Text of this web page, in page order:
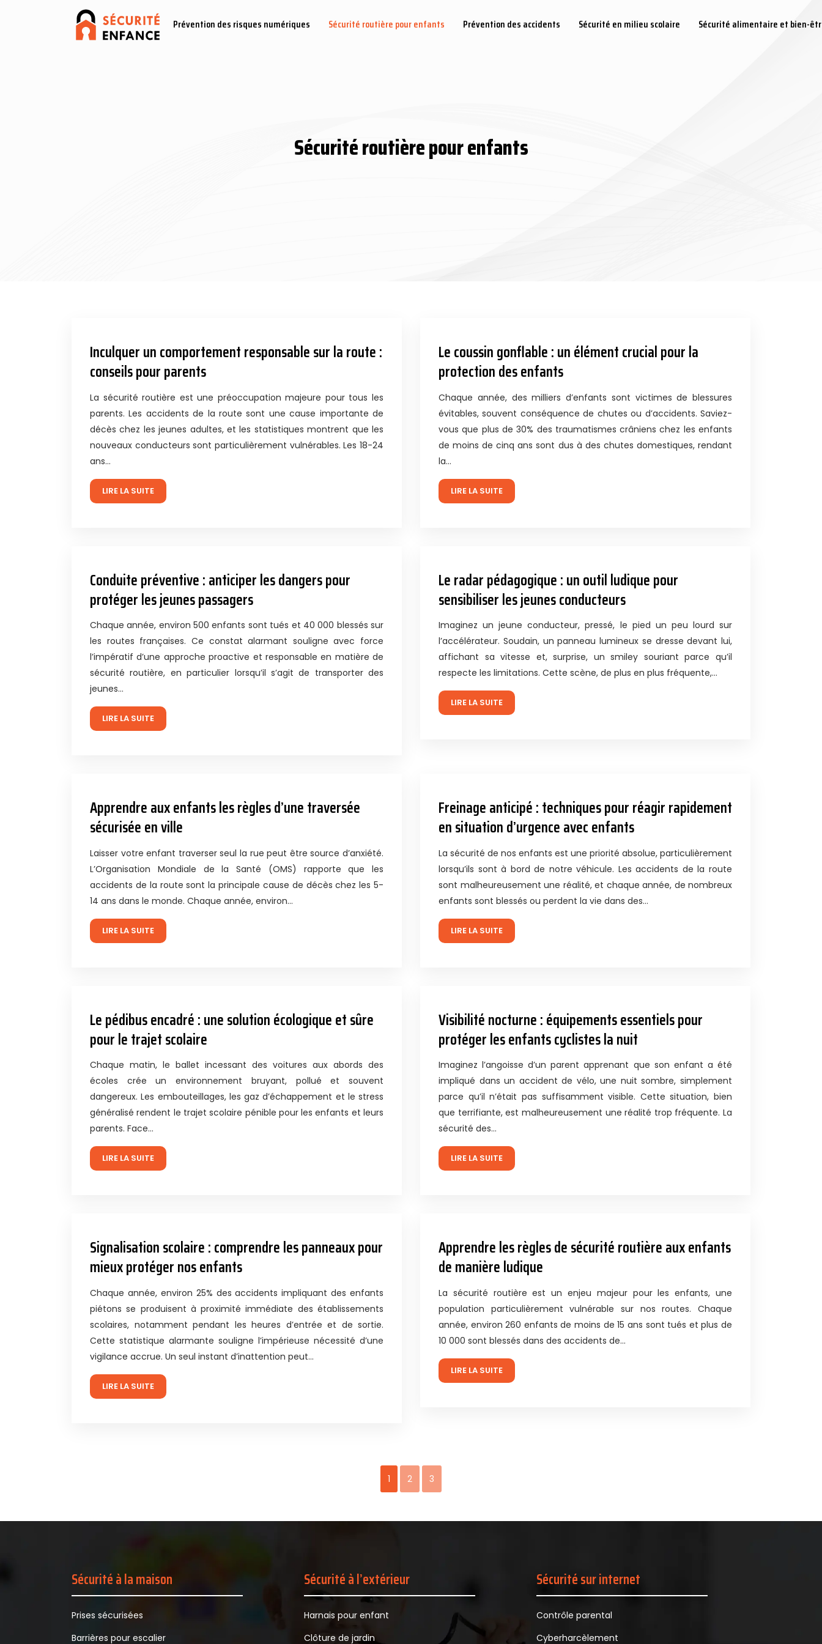
Prévention des risques numériques Sécurité routière pour enfants Prévention des accidents Sécurité en milieu scolaire Sécurité alimentaire et bien-
Sécurité routière pour enfants
Inculquer un comportement responsable sur la route :
conseils pour parents
La sécurité routière est une préoccupation majeure pour tous les
parents. Les accidents de la route sont une cause importante de
décès chez les jeunes adultes, et les statistiques montrent que les
nouveaux conducteurs sont particulièrement vulnérables. Les 18-24
ans…
LIRE LA SUITE
Le coussin gonflable : un élément crucial pour la
protection des enfants
Chaque année, des milliers d’enfants sont victimes de blessures
évitables, souvent conséquence de chutes ou d’accidents. Saviez-
vous que plus de 30% des traumatismes crâniens chez les enfants
de moins de cinq ans sont dus à des chutes domestiques, rendant
la…
LIRE LA SUITE
Conduite préventive : anticiper les dangers pour
protéger les jeunes passagers
Chaque année, environ 500 enfants sont tués et 40 000 blessés sur
les routes françaises. Ce constat alarmant souligne avec force
l’impératif d’une approche proactive et responsable en matière de
sécurité routière, en particulier lorsqu’il s’agit de transporter des
jeunes…
LIRE LA SUITE
Le radar pédagogique : un outil ludique pour
sensibiliser les jeunes conducteurs
Imaginez un jeune conducteur, pressé, le pied un peu lourd sur
l’accélérateur. Soudain, un panneau lumineux se dresse devant lui,
affichant sa vitesse et, surprise, un smiley souriant parce qu’il
respecte les limitations. Cette scène, de plus en plus fréquente,…
LIRE LA SUITE
Apprendre aux enfants les règles d’une traversée
sécurisée en ville
Laisser votre enfant traverser seul la rue peut être source d’anxiété.
L’Organisation Mondiale de la Santé (OMS) rapporte que les
accidents de la route sont la principale cause de décès chez les 5-
14 ans dans le monde. Chaque année, environ…
LIRE LA SUITE
Freinage anticipé : techniques pour réagir rapidement
en situation d’urgence avec enfants
La sécurité de nos enfants est une priorité absolue, particulièrement
lorsqu’ils sont à bord de notre véhicule. Les accidents de la route
sont malheureusement une réalité, et chaque année, de nombreux
enfants sont blessés ou perdent la vie dans des…
LIRE LA SUITE
Le pédibus encadré : une solution écologique et sûre
pour le trajet scolaire
Chaque matin, le ballet incessant des voitures aux abords des
écoles crée un environnement bruyant, pollué et souvent
dangereux. Les embouteillages, les gaz d’échappement et le stress
généralisé rendent le trajet scolaire pénible pour les enfants et leurs
parents. Face…
LIRE LA SUITE
Visibilité nocturne : équipements essentiels pour
protéger les enfants cyclistes la nuit
Imaginez l’angoisse d’un parent apprenant que son enfant a été
impliqué dans un accident de vélo, une nuit sombre, simplement
parce qu’il n’était pas suffisamment visible. Cette situation, bien
que terrifiante, est malheureusement une réalité trop fréquente. La
sécurité des…
LIRE LA SUITE
Signalisation scolaire : comprendre les panneaux pour
mieux protéger nos enfants
Chaque année, environ 25% des accidents impliquant des enfants
piétons se produisent à proximité immédiate des établissements
scolaires, notamment pendant les heures d’entrée et de sortie.
Cette statistique alarmante souligne l’impérieuse nécessité d’une
vigilance accrue. Un seul instant d’inattention peut…
LIRE LA SUITE
Apprendre les règles de sécurité routière aux enfants
de manière ludique
La sécurité routière est un enjeu majeur pour les enfants, une
population particulièrement vulnérable sur nos routes. Chaque
année, environ 260 enfants de moins de 15 ans sont tués et plus de
10 000 sont blessés dans des accidents de…
LIRE LA SUITE
1 2 3
Sécurité à la maison
Prises sécurisées
Barrières pour escalier
Sécurité à l’extérieur
Harnais pour enfant
Clôture de jardin
Sécurité sur internet
Contrôle parental
Cyberharcèlement